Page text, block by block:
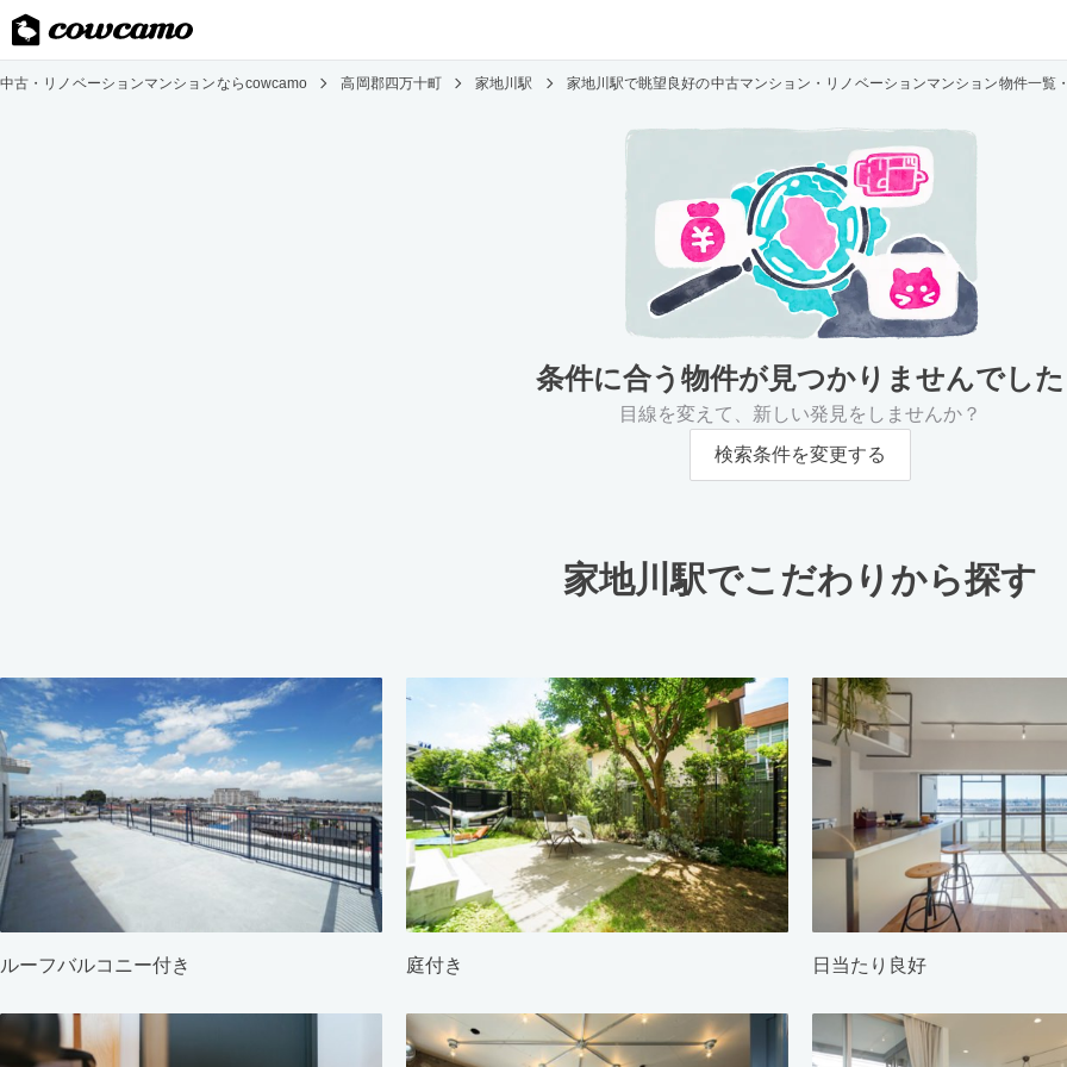
中古・リノベーションマンションならcowcamo 高岡郡四万十町 家地川駅 家地川駅で眺望良好の中古マンション・リノベーションマンション物件一覧
条件に合う物件が見つかりませんでした
目線を変えて、新しい発見をしませんか？
検索条件を変更する
家地川駅でこだわりから探す
ルーフバルコニー付き 庭付き 日当たり良好